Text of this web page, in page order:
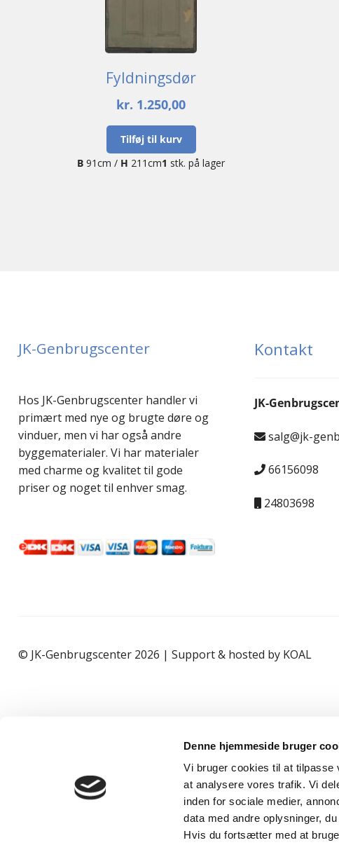
Denne hjemmeside bruger
Vi bruger cookies til at tilpasse
at analysere vores trafik. Vi
inden for sociale medier,
data med andre oplysninger,
Hvis du fortsætter med at
Fyldningsdør
kr. 1.250,00
Tilføj til kurv
B 91cm / H 211cm1 stk. på lager
JK-Genbrugscenter
Hos JK-Genbrugscenter handler vi
primært med nye og brugte døre og
vinduer, men vi har også andre
byggematerialer. Vi har materialer
med charme og kvalitet til gode
priser og noget til enhver smag.
Kontakt
JK-
salg@jk-
66156098
24803698
© JK-Genbrugscenter 2026 | Support & hosted by KOAL